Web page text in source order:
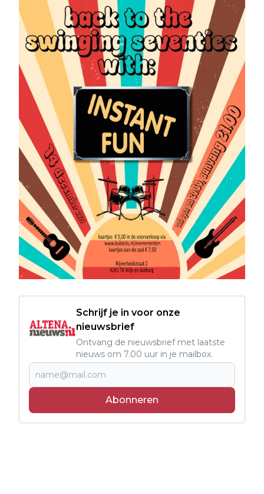
Schrijf je in voor onze
nieuwsbrief
Ontvang de nieuwsbrief met laatste
nieuws om 7.00 uur in je mailbox.
Abonneren